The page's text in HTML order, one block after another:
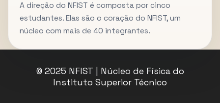
A direção do NFIST é composta por cinco
estudantes. Elas são o coração do NFIST, um
núcleo com mais de 40 integrantes.
© 2025 NFIST | Núcleo de Física do
Instituto Superior Técnico